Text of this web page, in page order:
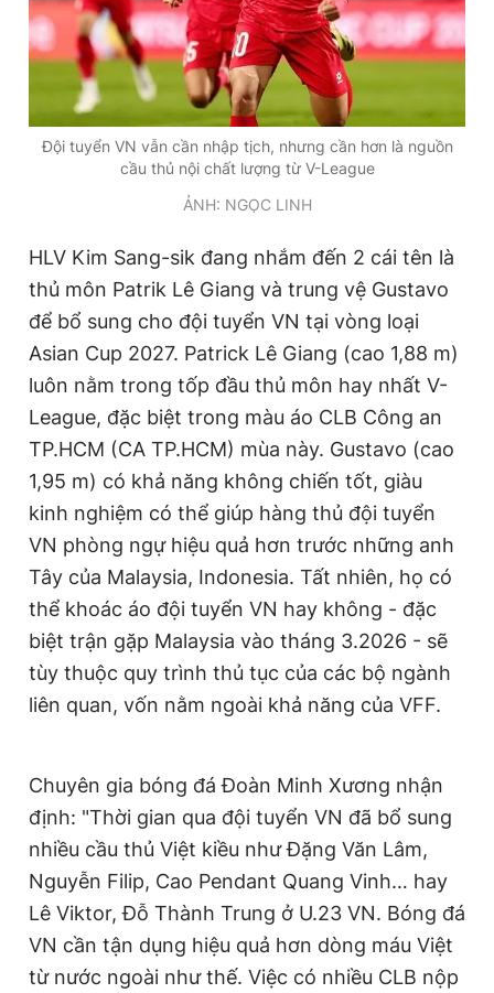
Giấy phép xuất bản số 110/GP - BTTTT cấp ngày 24.3.2020
© 2003-2026 Bản quyền thuộc về Báo Thanh Niên. Cấm sao
chép dưới mọi hình thức nếu không có sự chấp thuận bằng văn
bản. Phát triển bởi ePi Technologies, JSC.
Đội tuyển VN vẫn cần nhập tịch, nhưng cần hơn là nguồn
cầu thủ nội chất lượng từ V-League
ẢNH: NGỌC LINH
HLV Kim Sang-sik đang nhắm đến 2 cái tên là
thủ môn Patrik Lê Giang và trung vệ Gustavo
để bổ sung cho đội tuyển VN tại vòng loại
Asian Cup 2027. Patrick Lê Giang (cao 1,88 m)
luôn nằm trong tốp đầu thủ môn hay nhất V-
League, đặc biệt trong màu áo CLB Công an
TP.HCM (CA TP.HCM) mùa này. Gustavo (cao
1,95 m) có khả năng không chiến tốt, giàu
kinh nghiệm có thể giúp hàng thủ đội tuyển
VN phòng ngự hiệu quả hơn trước những anh
Tây của Malaysia, Indonesia. Tất nhiên, họ có
thể khoác áo đội tuyển VN hay không - đặc
biệt trận gặp Malaysia vào tháng 3.2026 - sẽ
tùy thuộc quy trình thủ tục của các bộ ngành
liên quan, vốn nằm ngoài khả năng của VFF.
Chuyên gia bóng đá Đoàn Minh Xương nhận
định: "Thời gian qua đội tuyển VN đã bổ sung
nhiều cầu thủ Việt kiều như Đặng Văn Lâm,
Nguyễn Filip, Cao Pendant Quang Vinh… hay
Lê Viktor, Đỗ Thành Trung ở U.23 VN. Bóng đá
VN cần tận dụng hiệu quả hơn dòng máu Việt
từ nước ngoài như thế. Việc có nhiều CLB nộp